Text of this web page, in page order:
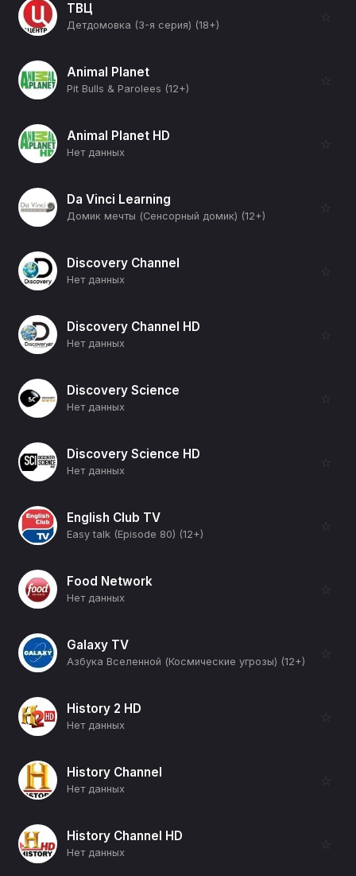
ТВЦ
Детдомовка (3-я серия) (18+)
☆
Animal Planet
Pit Bulls & Parolees (12+)
☆
Animal Planet HD
Нет данных
☆
Da Vinci Learning
Домик мечты (Сенсорный домик) (12+)
☆
Discovery Channel
Нет данных
☆
Discovery Channel HD
Нет данных
☆
Discovery Science
Нет данных
☆
Discovery Science HD
Нет данных
☆
English Club TV
Easy talk (Episode 80) (12+)
☆
Food Network
Нет данных
☆
Galaxy TV
Азбука Вселенной (Космические угрозы) (12+)
☆
History 2 HD
Нет данных
☆
History Channel
Нет данных
☆
History Channel HD
Нет данных
☆